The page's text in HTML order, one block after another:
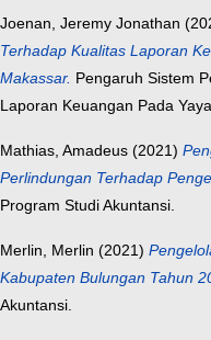
Joenan, Jeremy Jonathan
Terhadap Kualitas Laporan
Makassar. Pengaruh Sistem
Laporan Keuangan Pada
Mathias, Amadeus (2021)
Perlindungan Terhadap
Program Studi Akuntansi.
Merlin, Merlin (2021)
Kabupaten Bulungan Tahun
Akuntansi.